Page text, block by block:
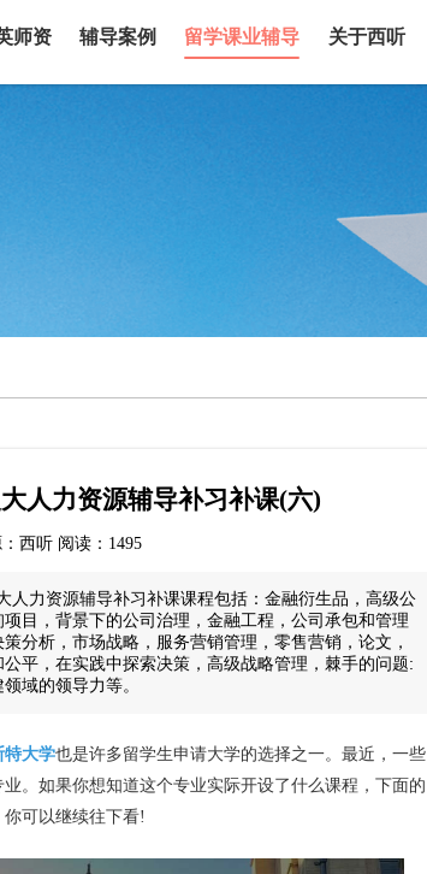
师资 辅导案例 留学课业辅导 关于西听
人力资源辅导补习补课(六)
西听 阅读：1495
人力资源辅导补习补课课程包括：金融衍生品，高级公
目，背景下的公司治理，金融工程，公司承包和管理
分析，市场战略，服务营销管理，零售营销，论文，
平，在实践中探索决策，高级战略管理，棘手的问题:
域的领导力等。
特大学也是许多留学生申请大学的选择之一。最近，一些
。如果你想知道这个专业实际开设了什么课程，下面的
可以继续往下看!